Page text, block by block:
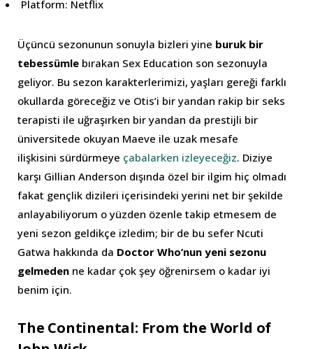
Platform: Netflix
Üçüncü sezonunun sonuyla bizleri yine buruk bir
tebessümle bırakan Sex Education son sezonuyla
geliyor. Bu sezon karakterlerimizi, yaşları gereği farklı
okullarda göreceğiz ve Otis’i bir yandan rakip bir seks
terapisti ile uğraşırken bir yandan da prestijli bir
üniversitede okuyan Maeve ile uzak mesafe
ilişkisini sürdürmeye çabalarken izleyeceğiz. Diziye
karşı Gillian Anderson dışında özel bir ilgim hiç olmadı
fakat gençlik dizileri içerisindeki yerini net bir şekilde
anlayabiliyorum o yüzden özenle takip etmesem de
yeni sezon geldikçe izledim; bir de bu sefer Ncuti
Gatwa hakkında da Doctor Who’nun yeni sezonu
gelmeden ne kadar çok şey öğrenirsem o kadar iyi
benim için.
The Continental: From the World of